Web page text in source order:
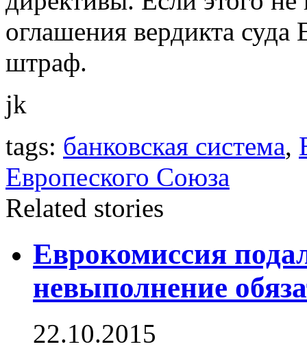
оглашения вердикта
штраф.
jk
tags: банковская система,
Европеского Союза
Related stories
Еврокомиссия
невыполнение
22.10.2015